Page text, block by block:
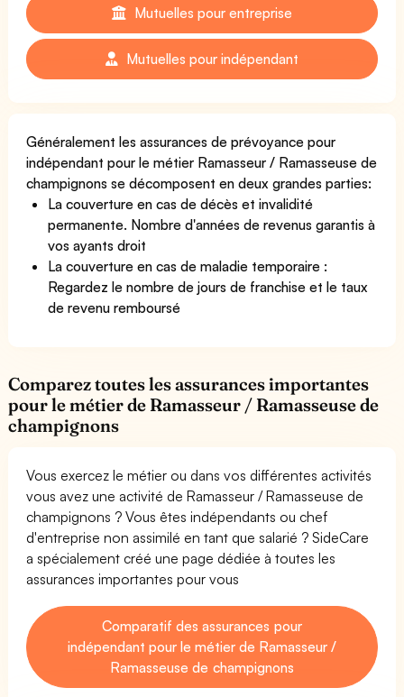
Mutuelles pour entreprise
Mutuelles pour indépendant
Généralement les assurances de prévoyance pour
indépendant pour le métier Ramasseur / Ramasseuse de
champignons se décomposent en deux grandes parties:
La couverture en cas de décès et invalidité
permanente. Nombre d'années de revenus garantis à
vos ayants droit
La couverture en cas de maladie temporaire :
Regardez le nombre de jours de franchise et le taux
de revenu remboursé
Comparez toutes les assurances importantes
pour le métier de Ramasseur / Ramasseuse de
champignons
Vous exercez le métier ou dans vos différentes activités
vous avez une activité de Ramasseur / Ramasseuse de
champignons ? Vous êtes indépendants ou chef
d'entreprise non assimilé en tant que salarié ? SideCare
a spécialement créé une page dédiée à toutes les
assurances importantes pour vous
Comparatif des assurances pour
indépendant pour le métier de Ramasseur /
Ramasseuse de champignons